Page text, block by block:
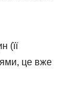
(її
це вже